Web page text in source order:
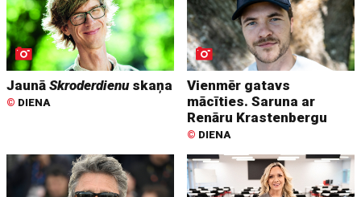
JaunāSkroderdienuskaņa
© DIENA
Vienmēr gatavs
mācīties. Saruna ar
Renāru Krastenbergu
© DIENA